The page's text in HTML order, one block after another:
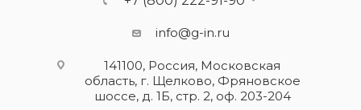
info@g-in.ru
141100, Россия, Московская
область, г. Щелково, Фряновское
шоссе, д. 1Б, стр. 2, оф. 203-204